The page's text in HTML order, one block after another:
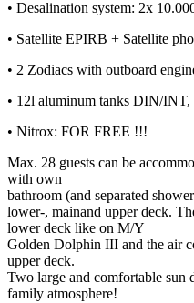
• Desalination system: 2x
• Satellite EPIRB + Satellite
• 2 Zodiacs with outboard
• 12l aluminum tanks DIN/INT,
• Nitrox: FOR FREE !!!
Max. 28 guests can be
with own
bathroom (and separated
lower-, mainand upper deck.
lower deck like on M/Y
Golden Dolphin III and the air
upper deck.
Two large and comfortable sun
family atmosphere!